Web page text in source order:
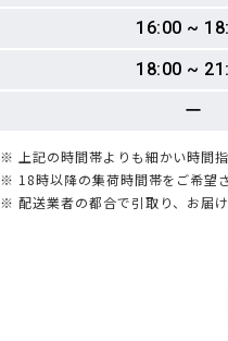
16:00 ~
18:00 ~
ー
※ 上記の時間帯よりも細かい時間
※ 18時以降の集荷時間帯をご希望
※ 配送業者の都合で引取り、お届